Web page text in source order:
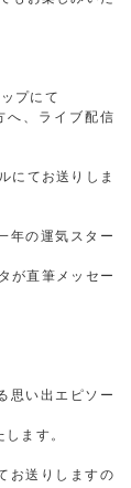
プにて
へ、ライブ配信
にてお送りしま
年の運気スター
が直筆メッセー
思い出エピソー
ます。
お送りしますの